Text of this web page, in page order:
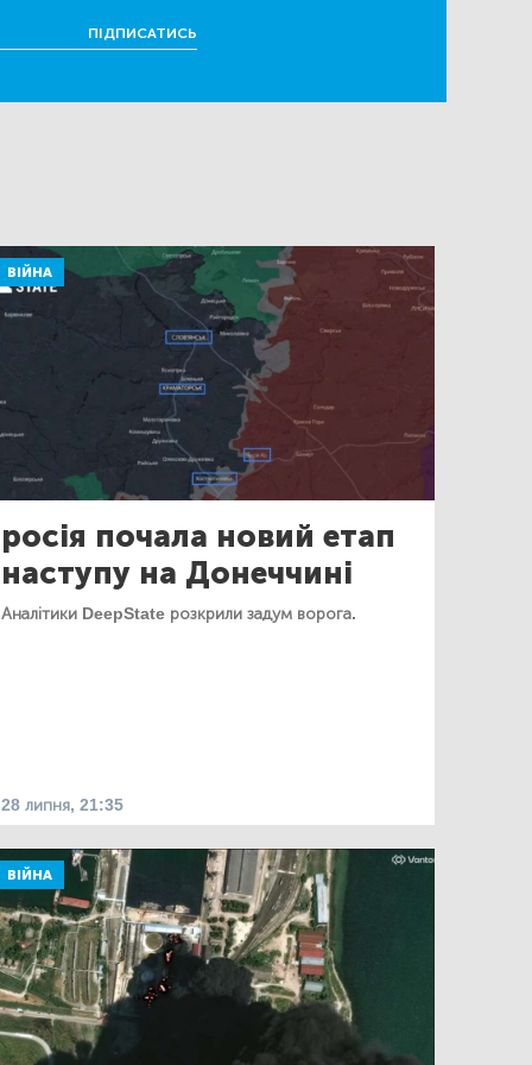
ПІДПИСАТИСЬ
ВІЙНА
росія почала новий етап
наступу на Донеччині
Аналітики DeepState розкрили задум ворога.
28 липня, 21:35
ВІЙНА